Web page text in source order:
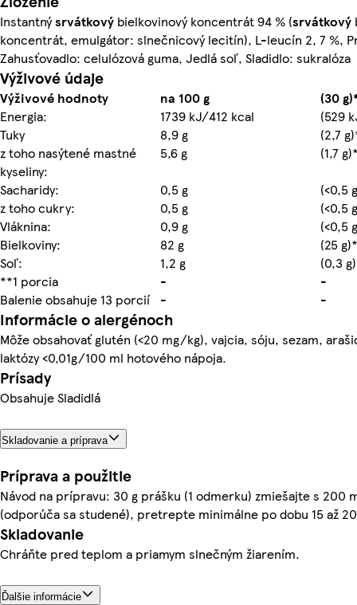
Instantnýsrvátkový bielkovinový koncentrát 94 % (srvátkový
koncentrát, emulgátor: slnečnicový lecitín), L-leucín 2, 7 %,
Zahusťovadlo: celulózová guma, Jedlá soľ, Sladidlo: sukralóza
Výživové údaje
Výživové hodnoty na 100 g
(30
Energia:
1739 kJ/412 kcal
(529
Tuky
8,9 g
(2,7
z toho nasýtené mastné
kyseliny:
5,6 g
(1,7
Sacharidy:
0,5 g
(<0,5
z toho cukry:
0,5 g
(<0,5
Vláknina:
0,9 g
(<0,5
Bielkoviny:
82 g
(25
Soľ:
1,2 g
(0,3
**1 porcia
-
-
Balenie obsahuje 13 porcií
- -
Informácie o alergénoch
Môže obsahovať glutén (<20 mg/kg), vajcia, sóju, sezam,
laktózy <0,01g/100 ml hotového nápoja.
Prísady
Obsahuje Sladidlá
Skladovanie a príprava
Príprava a použitie
Návod na prípravu: 30 g prášku (1 odmerku) zmiešajte s 200
(odporúča sa studené), pretrepte minimálne po dobu 15 až
Skladovanie
Chráňte pred teplom a priamym slnečným žiarením.
Ďalšie informácie